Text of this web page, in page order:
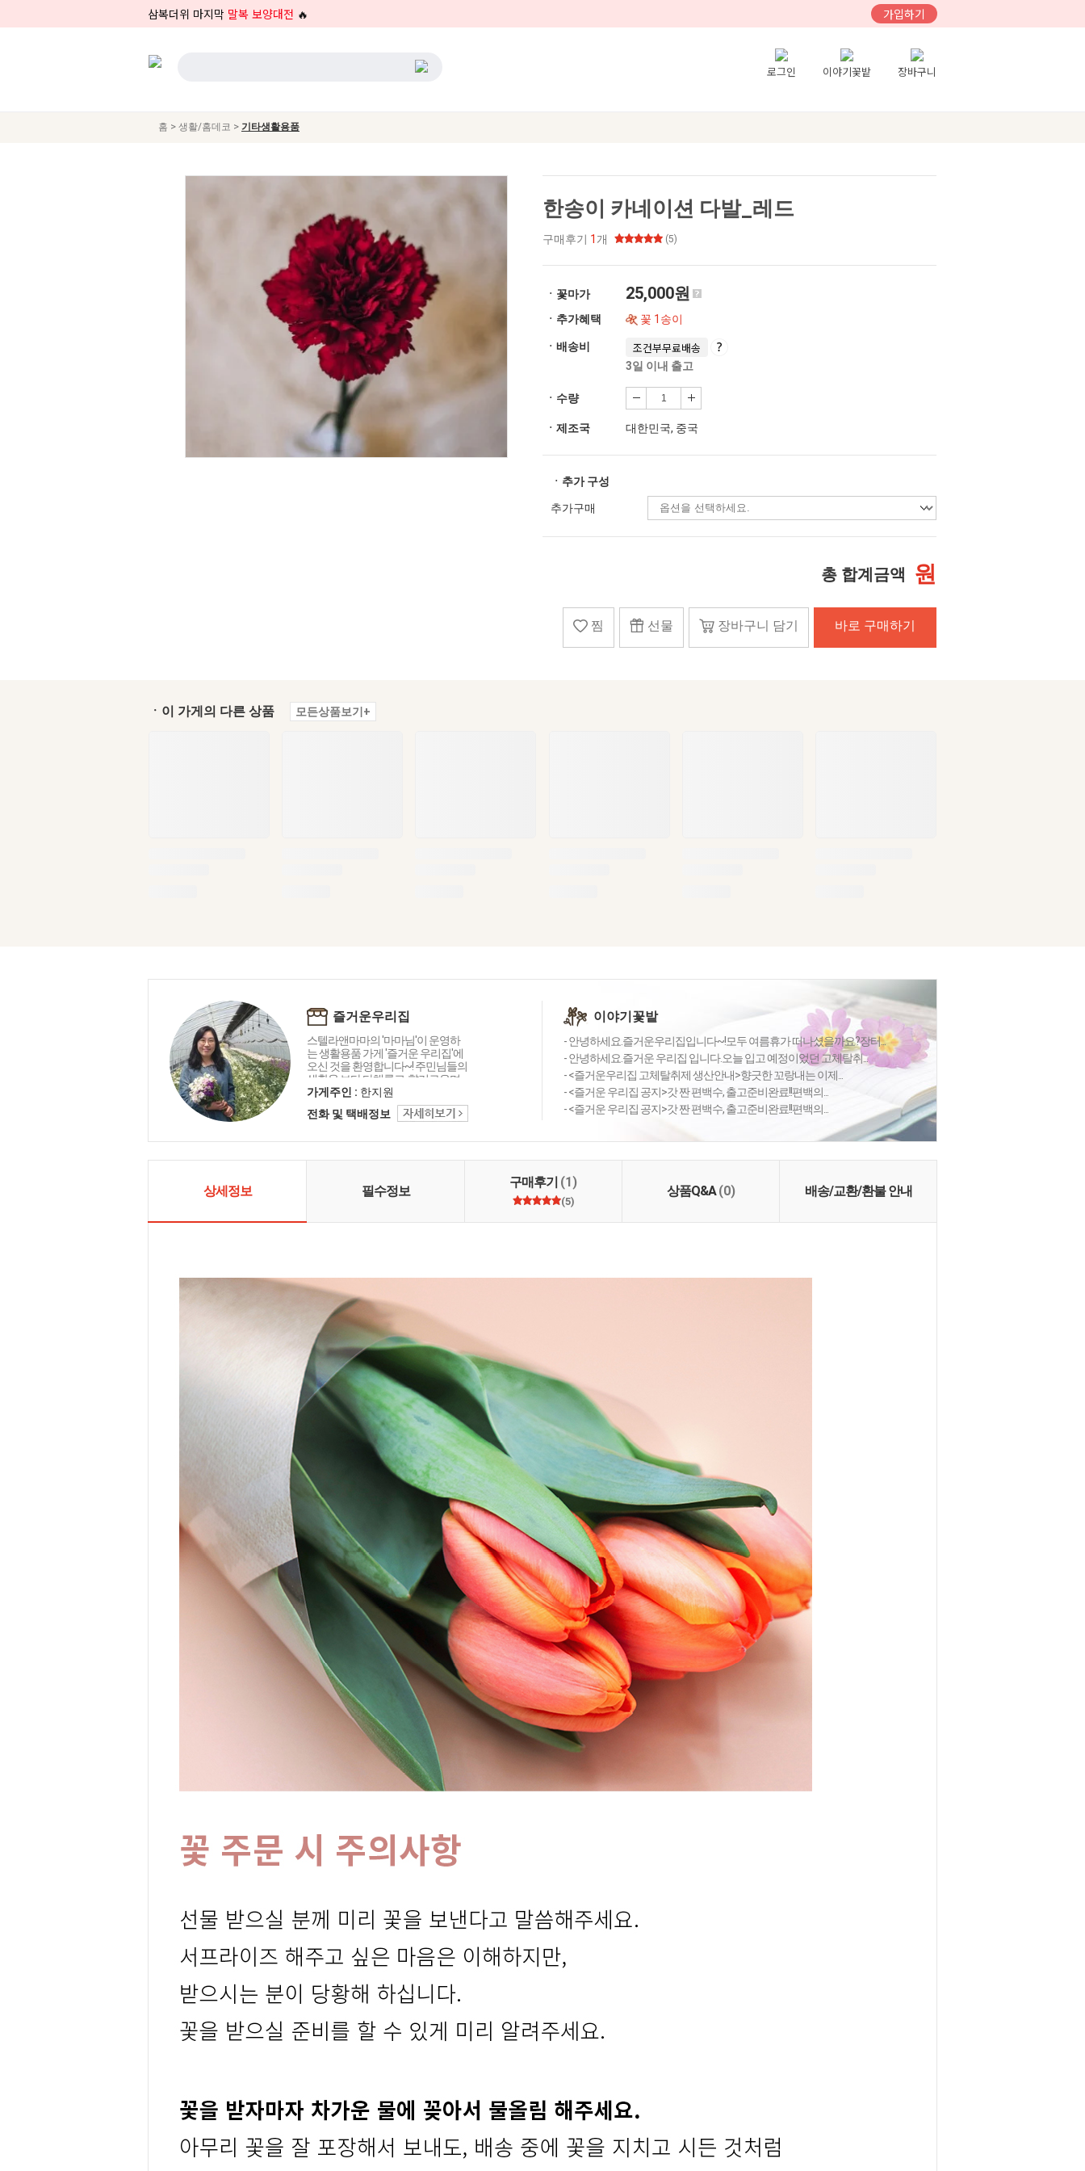
삼복더위 마지막 말복 보양대전 🔥 가입하기
로그인 이야기꽃밭 장바구니
홈 > 생활/홈데코 > 기타생활용품
한송이 카네이션 다발_레드
구매후기 1 개 (5)
ㆍ꽃마가 25,000원
ㆍ추가혜택 꽃 1송이
ㆍ배송비 조건부무료배송
3일 이내 출고
ㆍ수량
ㆍ제조국 대한민국, 중국
ㆍ추가 구성
추가구매
총 합계금액 원
찜 선물 장바구니 담기 바로 구매하기
ㆍ이 가게의 다른 상품 모든상품보기+
즐거운우리집
스텔라앤마마의 '마마님'이 운영하
는 생활용품 가게 '즐거운 우리집'에
오신 것을 환영합니다~! 주민님들의
생활을 보다 다채롭고, 향기로우며
아릅답게 만들어줄 유기농 디퓨저,
천연 설거지바, 농가직송 생화, 다양
한 원목소품이 주민님들을 기다리
들어 가는 정겨운 가게, 여러분의 큰
가게주인 : 한지원
전화 및 택배정보
이야기꽃밭
- 안녕하세요.즐거운우리집입니다~!모두 여름휴가 떠나셨을까요?장터...
- 안녕하세요.즐거운 우리집 입니다.오늘 입고 예정이었던 고체탈취...
- <즐거운우리집 고체탈취제 생산안내>향긋한 꼬랑내는 이제...
- <즐거운 우리집 공지>갓 짠 편백수, 출고준비완료!!편백의...
- <즐거운 우리집 공지>갓 짠 편백수, 출고준비완료!!편백의...
상세정보 필수정보
구매후기 (1)
(5)
상품Q&A(0) 배송/교환/환불 안내